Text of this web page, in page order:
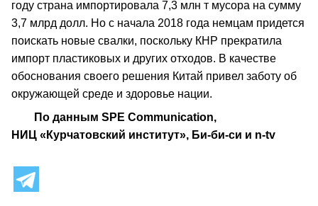
году страна импортировала 7,3 млн т мусора на сумму
3,7 млрд долл. Но с начала 2018 года немцам придется
поискать новые свалки, поскольку КНР прекратила
импорт пластиковых и других отходов. В качестве
обоснования своего решения Китай привел заботу об
окружающей среде и здоровье нации.
По данным SPE Communication,
НИЦ «Курчатовский институт», Би-би-си и n-tv